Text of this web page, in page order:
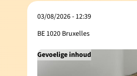
03/08/2026 - 12:39
BE 1020 Bruxelles
Gevoelige inhoud